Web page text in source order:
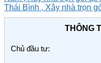
THÔNG
Chủ đầu tư: